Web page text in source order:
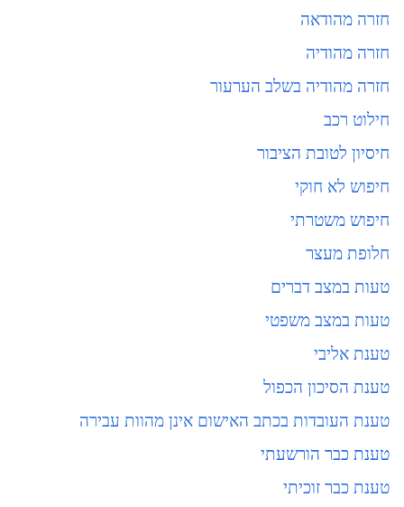
חזרה מהודאה
חזרה מהודיה
חזרה מהודיה בשלב הערעור
חילוט רכב
חיסיון לטובת הציבור
חיפוש לא חוקי
חיפוש משטרתי
חלופת מעצר
טעות במצב דברים
טעות במצב משפטי
טענת אליבי
טענת הסיכון הכפול
טענת העובדות בכתב האישום אינן מהוות עבירה
טענת כבר הורשעתי
טענת כבר זוכיתי